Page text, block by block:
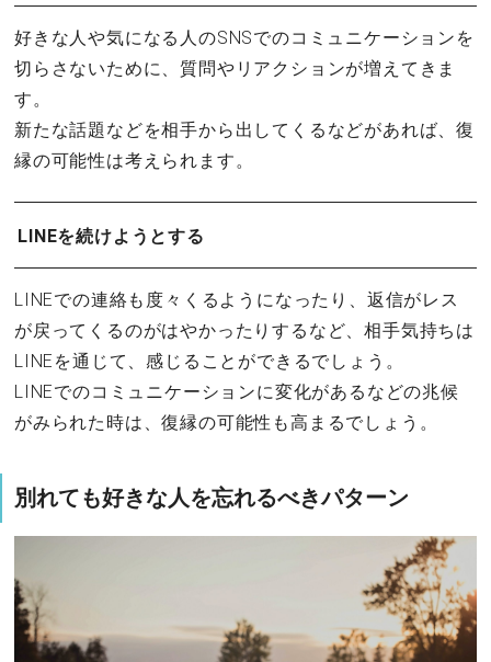
好きな人や気になる人のSNSでのコミュニケーションを
切らさないために、質問やリアクションが増えてきま
す。
新たな話題などを相手から出してくるなどがあれば、復
縁の可能性は考えられます。
LINEを続けようとする
LINEでの連絡も度々くるようになったり、返信がレス
が戻ってくるのがはやかったりするなど、相手気持ちは
LINEを通じて、感じることができるでしょう。
LINEでのコミュニケーションに変化があるなどの兆候
がみられた時は、復縁の可能性も高まるでしょう。
別れても好きな人を忘れるべきパターン